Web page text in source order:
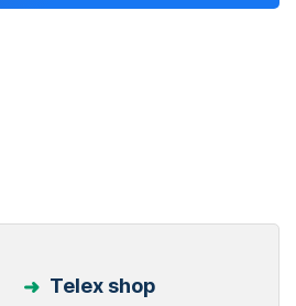
Telex shop